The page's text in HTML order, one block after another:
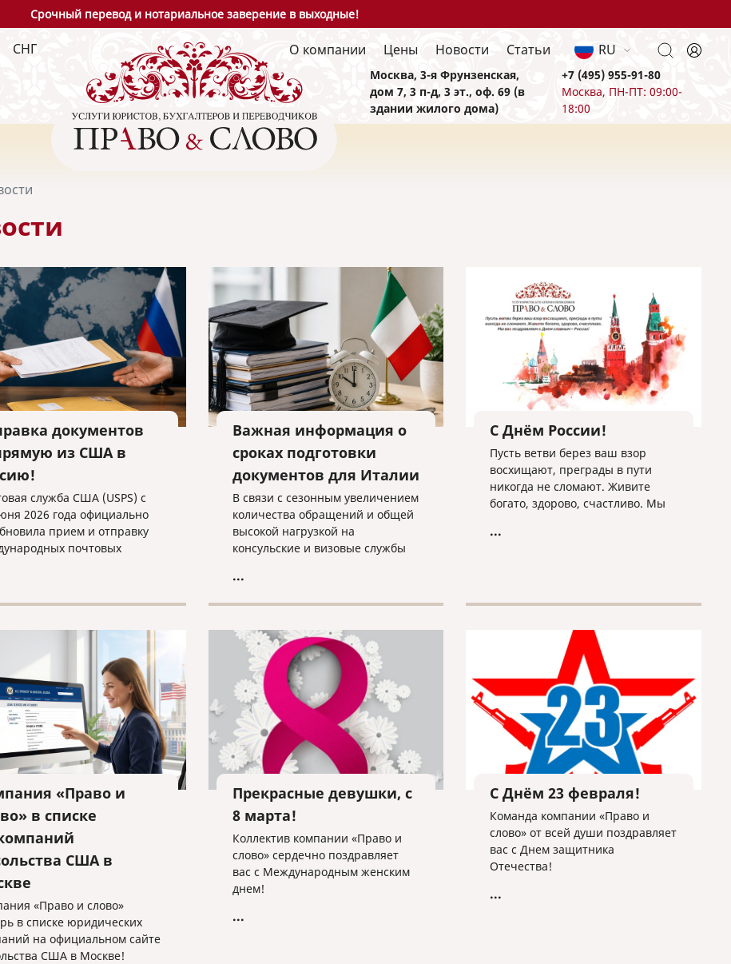
Срочный перевод и нотариальное заверение в выходные!
СНГ О компании Цены Новости Статьи RU
Москва, 3-я Фрунзенская,
дом 7, 3 п-д, 3 эт., оф. 69 (в
здании жилого дома)
+7 (495) 955-91-80
Москва, ПН-ПТ: 09:00-
18:00
документов
из США в
служба США (USPS) с
2026 года официально
прием и отправку
почтовых
Важная информация о
сроках подготовки
документов для Италии
В связи с сезонным увеличением
количества обращений и общей
высокой нагрузкой на
консульские и визовые службы
могут занимать больше времени,
...
С Днём России!
Пусть ветви берез ваш взор
восхищают, преграды в пути
никогда не сломают. Живите
богато, здорово, счастливо. Мы
славным — России!»
...
«Право и
в списке
США в
«Право и слово»
в списке юридических
на официальном сайте
США в Москве!
Прекрасные девушки, с
8 марта!
Коллектив компании «Право и
слово» сердечно поздравляет
вас с Международным женским
днем!
...
С Днём 23 февраля!
Команда компании «Право и
слово» от всей души поздравляет
вас с Днем защитника
Отечества!
...